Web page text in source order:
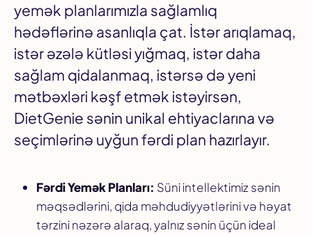
yemək planlarımızla sağlamlıq
hədəflərinə asanlıqla çat. İstər arıqlamaq,
istər əzələ kütləsi yığmaq, istər daha
sağlam qidalanmaq, istərsə də yeni
mətbəxləri kəşf etmək istəyirsən,
DietGenie sənin unikal ehtiyaclarına və
seçimlərinə uyğun fərdi plan hazırlayır.
Fərdi Yemək Planları: Süni intellektimiz sənin
məqsədlərini, qida məhdudiyyətlərini və həyat
tərzini nəzərə alaraq, yalnız sənin üçün ideal